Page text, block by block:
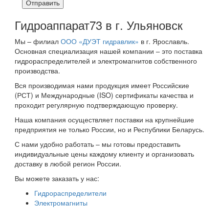
Отправить
Гидроаппарат73 в г. Ульяновск
Мы – филиал ООО «ДУЭТ гидравлик» в г. Ярославль.
Основная специализация нашей компании – это поставка
гидрораспределителей и электромагнитов собственного
производства.
Вся производимая нами продукция имеет Российские
(РСТ) и Международные (ISO) сертификаты качества и
проходит регулярную подтверждающую проверку.
Наша компания осуществляет поставки на крупнейшие
предприятия не только России, но и Республики Беларусь.
С нами удобно работать – мы готовы предоставить
индивидуальные цены каждому клиенту и организовать
доставку в любой регион России.
Вы можете заказать у нас:
Гидрораспределители
Электромагниты